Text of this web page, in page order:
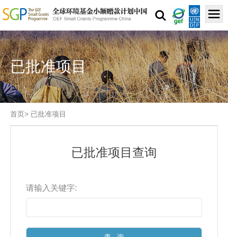
已批准项目
首页> 已批准项目
已批准项目查询
请输入关键字: